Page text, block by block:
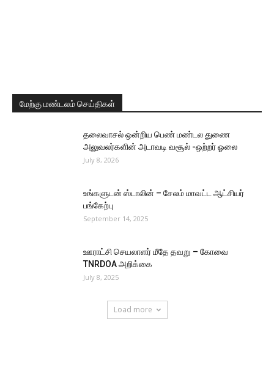
மேற்கு மண்டலம் செய்திகள்
தலைவாசல் ஒன்றிய பெண் மண்டல துணை
அலுவலர்களின் அடாவடி வசூல் -ஒற்றர் ஓலை
July 8, 2026
உங்களுடன் ஸ்டாலின் – சேலம் மாவட்ட ஆட்சியர்
பங்கேற்பு
September 14, 2025
ஊராட்சி செயலாளர் மீதே தவறு – கோவை
TNRDOA அறிக்கை
July 8, 2025
Load more